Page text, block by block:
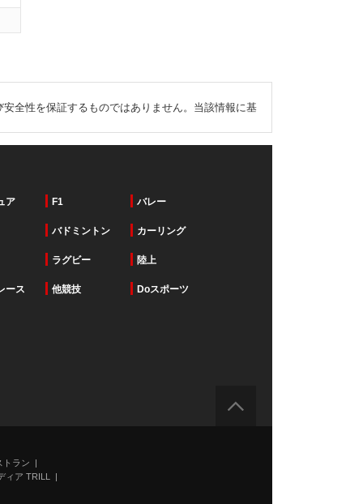
全性を保証するものではありません。当該情報に基
ア F1 バレー
バドミントン カーリング
ラグビー 陸上
ース 他競技 Doスポーツ
ラン
ィア TRILL